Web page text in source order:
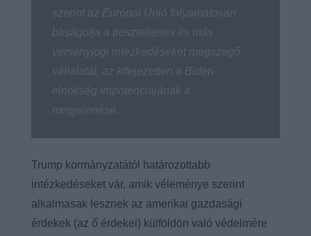
szerint az Európai Unió folyamatosan
bírságolja a trösztellenes és más
versenyjogi intézkedéseket megszegő
vállalatát, az kifejezetten a Biden-
elnökség impotenciájának a
megjelenése.
Trump kormányzatától határozottabb
intézkedéseket vár, amik véleménye szerint
alkalmasak lesznek az amerikai gazdasági
érdekek (az ő érdekei) külföldön való védelmére